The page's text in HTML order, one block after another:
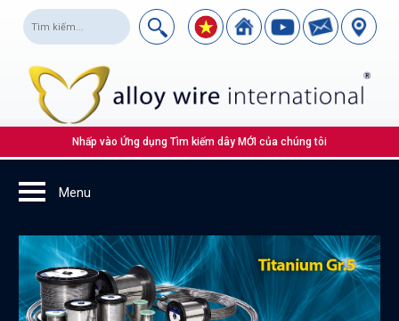
Nhấp vào Ứng dụng Tìm kiếm dây MỚI của chúng tôi